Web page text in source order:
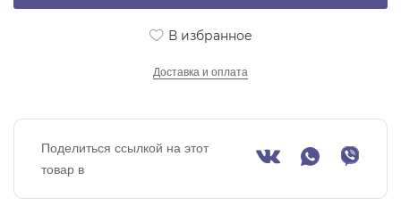
В избранное
Доставка и оплата
Поделиться ссылкой на этот
товар в